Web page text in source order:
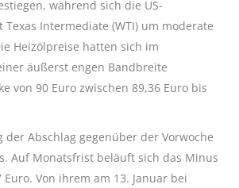
während sich die US-
Texas Intermediate (WTI) um moderate
Heizölpreise hatten sich im
äußerst engen Bandbreite
von 90 Euro zwischen 89,36 Euro bis
Abschlag gegenüber der Vorwoche
Auf Monatsfrist beläuft sich das Minus
Von ihrem am 13. Januar bei